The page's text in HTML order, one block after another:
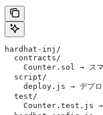
hardhat-inj/
  contracts/
Counter.sol → スマ
  script/
deploy.js → デプロ
  test/
Counter.test.js →